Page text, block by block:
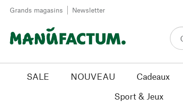
Passer au contenu
Grands magasins Newsletter
SALE NOUVEAU Cadeaux
Sport & Jeux